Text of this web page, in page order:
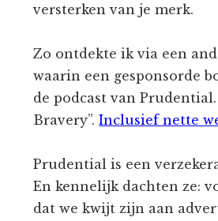
versterken van je merk.
Zo ontdekte ik via een
waarin een gesponsorde
de podcast van Prudential.
Bravery”.Inclusief nette
Prudential is een
En kennelijk dachten ze:
dat we kwijt zijn aan